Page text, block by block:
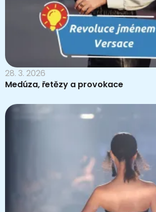
28. 3. 2026
Medúza, řetězy a provokace